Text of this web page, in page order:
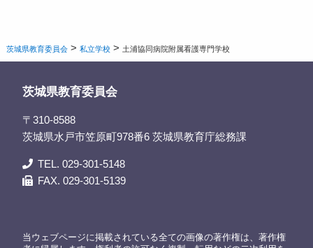
茨城県教育委員会 >私立学校 > 土浦協同病院附属看護専門学校
茨城県教育委員会
〒310-8588
茨城県水戸市笠原町978番6 茨城県教育庁総務課
TEL. 029-301-5148
FAX. 029-301-5139
当ウェブページに掲載されている全ての画像の著作権は、著作権